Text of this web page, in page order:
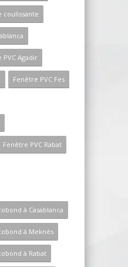
coulissante
PVC Agadir
Fenêtre PVC Fes
Fenêtre PVC Rabat
à Casablanca
à Meknès
à Rabat